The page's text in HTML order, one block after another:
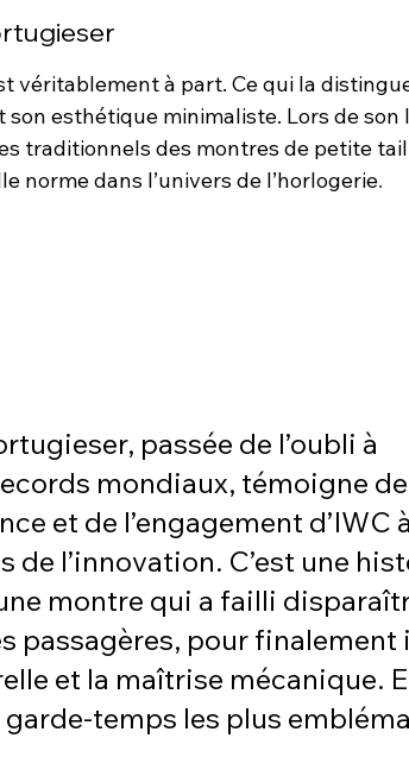
véritablement à part. Ce qui la
esthétique minimaliste. Lors de son
traditionnels des montres de petite
norme dans l’univers de l’horlogerie.
passée de l’oubli à
mondiaux, témoigne
et de l’engagement d’IWC à
de l’innovation. C’est une
montre qui a failli
passagères, pour finalement
et la maîtrise mécanique.
garde-temps les plus